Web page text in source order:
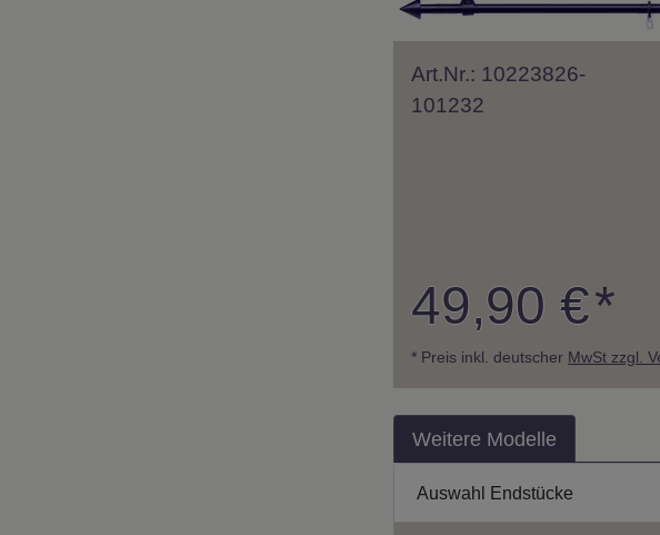
Art.Nr.: 10223826-
101232
49,90 €*
* Preis inkl. deutscher MwSt zzgl.
Weitere Modelle
Auswahl Endstücke